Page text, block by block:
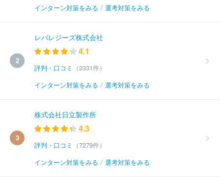
インターン対策をみる / 選考対策をみる
2
レバレジーズ株式会社
4.1
評判・口コミ
（2331件）
インターン対策をみる / 選考対策をみる
3
株式会社日立製作所
4.3
評判・口コミ
（7279件）
インターン対策をみる / 選考対策をみる